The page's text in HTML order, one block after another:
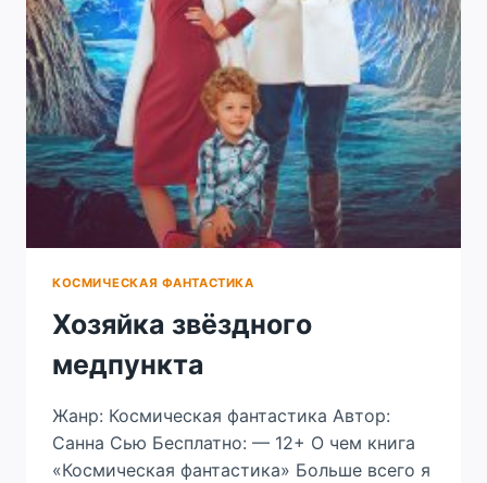
КОСМИЧЕСКАЯ ФАНТАСТИКА
Хозяйка звёздного
медпункта
Жанр: Космическая фантастика Автор:
Санна Сью Бесплатно: — 12+ О чем книга
«Космическая фантастика» Больше всего я